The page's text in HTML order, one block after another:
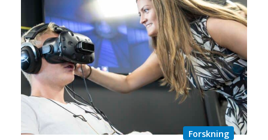
Forskning